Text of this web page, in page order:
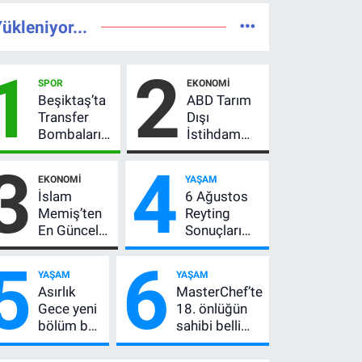
SPOR
Beşiktaş’ta
Transfer
Bombaları
Peş Peşe!
Vlahovic’i
Açıkladı, 5
Yıldız Daha
Listede
2 EKONOMI
ABD Tarım
Dışı
İstihdam
Verisi Altını
Etkiler? Çok
Basit
Anlatımla
Rehber
EKONOMI
İslam
Memiş’ten
En Güncel
Altın
Gram Altın
İçin 6.350
TL Uyarısı,
Yıl Sonu
Beklentisi
4 YAŞAM
6 Ağustos
Reyting
Sonuçları
Açıklandı!
Değiştirdi:
Muhtemel
Aşk,
MasterChef'i
Geride
YAŞAM
Asırlık
Gece yeni
bölüm bu
akşam! 8.
6 YAŞAM
MasterChef’te
18. önlüğün
sahibi belli
oldu! Ana